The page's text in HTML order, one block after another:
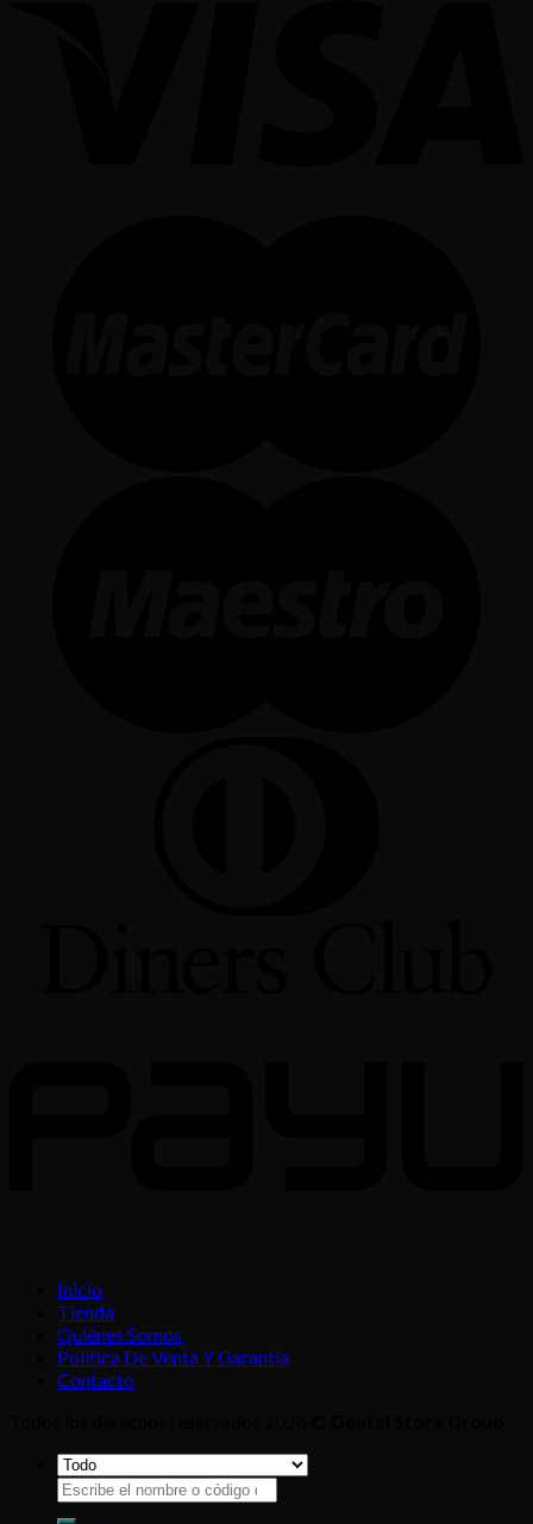
Inicio
Tienda
Quiénes Somos
Política De Venta Y Garantía
Contacto
Buscar
por: